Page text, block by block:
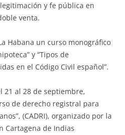
y fe pública en
venta.
Habana un curso monográfico
y “Tipos de
en el Código Civil español”.
21 al 28 de septiembre,
de derecho registral para
(CADRI), organizado por la
Cartagena de Indias